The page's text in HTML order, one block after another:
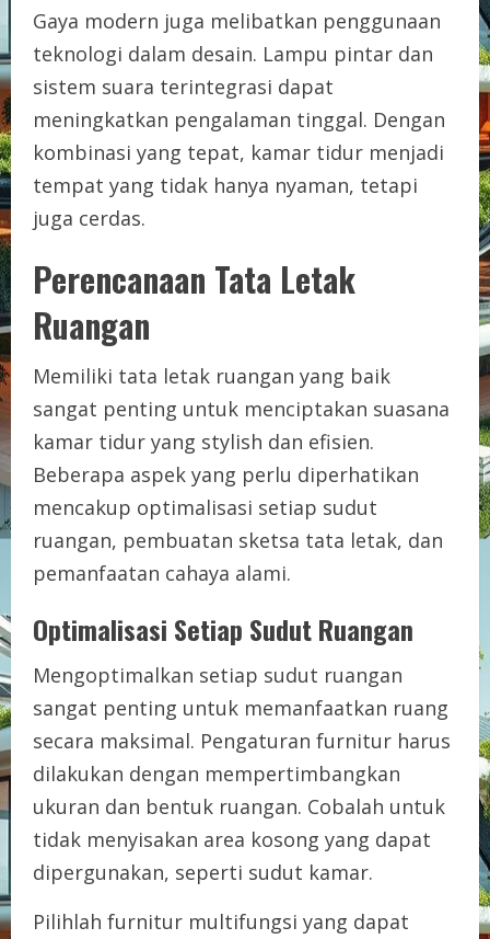
Gaya modern juga melibatkan penggunaan
teknologi dalam desain. Lampu pintar dan
sistem suara terintegrasi dapat
meningkatkan pengalaman tinggal. Dengan
kombinasi yang tepat, kamar tidur menjadi
tempat yang tidak hanya nyaman, tetapi
juga cerdas.
Perencanaan Tata Letak
Ruangan
Memiliki tata letak ruangan yang baik
sangat penting untuk menciptakan suasana
kamar tidur yang stylish dan efisien.
Beberapa aspek yang perlu diperhatikan
mencakup optimalisasi setiap sudut
ruangan, pembuatan sketsa tata letak, dan
pemanfaatan cahaya alami.
Optimalisasi Setiap Sudut Ruangan
Mengoptimalkan setiap sudut ruangan
sangat penting untuk memanfaatkan ruang
secara maksimal. Pengaturan furnitur harus
dilakukan dengan mempertimbangkan
ukuran dan bentuk ruangan. Cobalah untuk
tidak menyisakan area kosong yang dapat
dipergunakan, seperti sudut kamar.
Pilihlah furnitur multifungsi yang dapat